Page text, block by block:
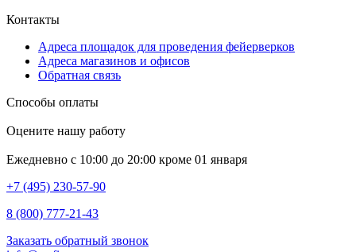
Контакты
Адреса площадок для проведения фейерверков
Адреса магазинов и офисов
Обратная связь
Способы оплаты
Оцените нашу работу
Ежедневно с 10:00 до 20:00 кроме 01 января
+7 (495) 230-57-90
8 (800) 777-21-43
Заказать обратный звонок